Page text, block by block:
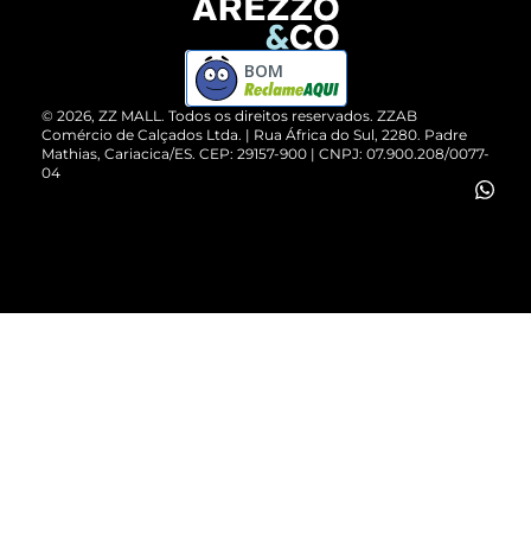
ZZ MALL é confiável
Cartão Presente
Vendas Corporativas
Devolução do Produto
Compre pelo WhatsApp
© 2026, ZZ MALL. Todos os direitos reservados. ZZAB
Comércio de Calçados Ltda. | Rua África do Sul, 2280. Padre
Mathias, Cariacica/ES. CEP: 29157-900 | CNPJ: 07.900.208/0077-
04
BOM